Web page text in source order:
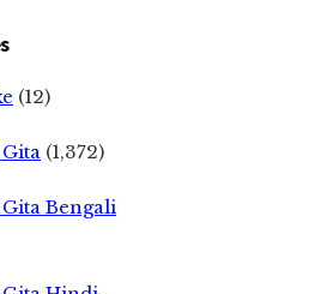
(12)
(1,372)
Bengali